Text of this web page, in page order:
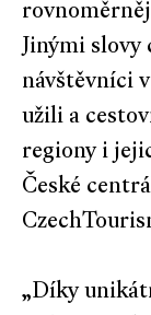
Jinými slovy
návštěvníci
užili a
regiony i
České
„Díky